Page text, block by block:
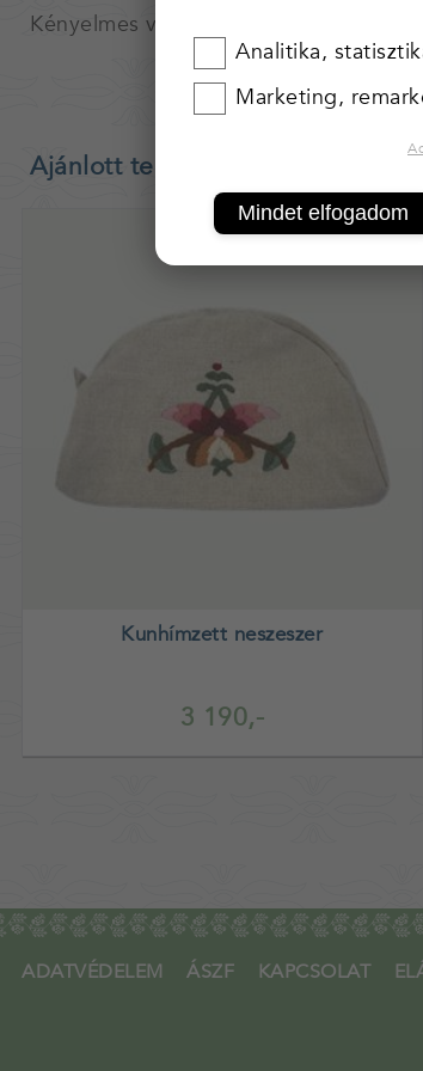
Kényelmes viselet és divatos
Ajánlott termékek
3 190,-
Kunhímzett neszeszer
ADATVÉDELEM ÁSZF KAPCSOLAT
Analitika,
Marketing,
Mindet elfogadom